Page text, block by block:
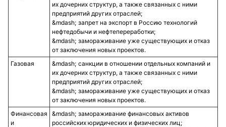
их дочерних структур, а также связанных с ними
предприятий других отраслей;
запрет на экспорт в Россию технологий
нефтедобычи и нефтепереработки;
замораживание уже существующих и отказ
от заключения новых проектов.
Газовая
санкции в отношении отдельных компаний и
их дочерних структур, а также связанных с ними
предприятий других отраслей;
замораживание уже существующих и отказ
от заключения новых проектов.
Финансовая
и
замораживание финансовых активов
российских юридических и физических лиц;